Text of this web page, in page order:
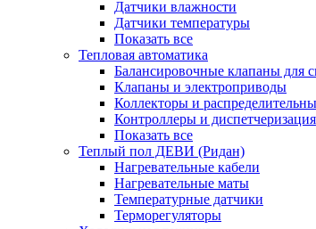
Датчики влажности
Датчики температуры
Показать все
Тепловая автоматика
Балансировочные клапаны для
Клапаны и электроприводы
Коллекторы и
Контроллеры и диспетчеризация
Показать все
Теплый пол ДЕВИ (Ридан)
Нагревательные кабели
Нагревательные маты
Температурные датчики
Терморегуляторы